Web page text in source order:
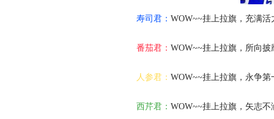
寿司君： WOW~~挂上拉旗，充满
番茄君： WOW~~挂上拉旗，所向
人参君： WOW~~挂上拉旗，永争第
西芹君： WOW~~挂上拉旗，矢志不